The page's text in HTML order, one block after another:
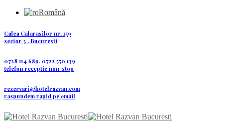
Română
Calea Calarasilor nr. 159
sector 3 , Bucuresti
0728 114 689, 0722 550 139
telefon receptie non-stop
rezervari@hotelrazvan.com
raspundem rapid pe email